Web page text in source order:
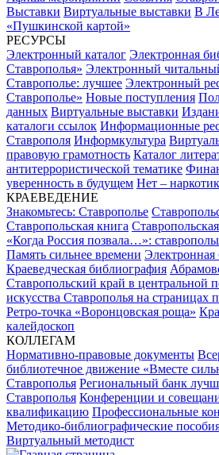
Выставки Виртуальные выставки В
«Пушкинской картой»
РЕСУРСЫ
Электронный каталог Электронная
Ставрополья» Электронный
Ставрополье: лучшее Электронный
Ставрополье» Новые поступления
данных Виртуальные выставки
каталоги ссылок Информационные
Ставрополя Информкультура
правовую грамотность Каталог
антитеррористической тематике
уверенность в будущем Нет –
КРАЕВЕДЕНИЕ
Знакомьтесь: Ставрополье
Ставропольская книга
«Когда Россия позвала…»:
Память сильнее времени Электронная
Краеведческая библиография
Ставропольский край в центральной
искусства Ставрополья на страницах
Ретро-точка «Воронцовская роща»
калейдоскоп
КОЛЛЕГАМ
Нормативно-правовые документы
библиотечное движение «Вместе
Ставрополья Региональный банк
Ставрополья Конференции и
квалификацию Профессиональные
Методико-библиографические
Виртуальный методист